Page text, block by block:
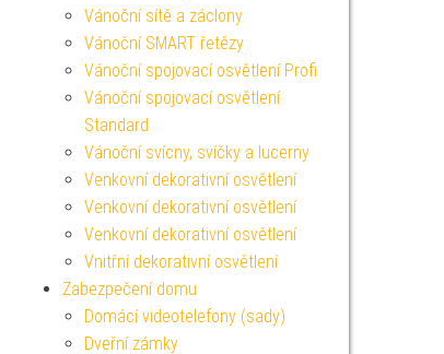
Vánoční sítě a záclony
Vánoční SMART řetězy
Vánoční spojovací osvětlení Profi
Vánoční spojovací osvětlení
Standard
Vánoční svícny, svíčky a lucerny
Venkovní dekorativní osvětlení
Venkovní dekorativní osvětlení
Venkovní dekorativní osvětlení
Vnitřní dekorativní osvětlení
Zabezpečení domu
Domácí videotelefony (sady)
Dveřní zámky